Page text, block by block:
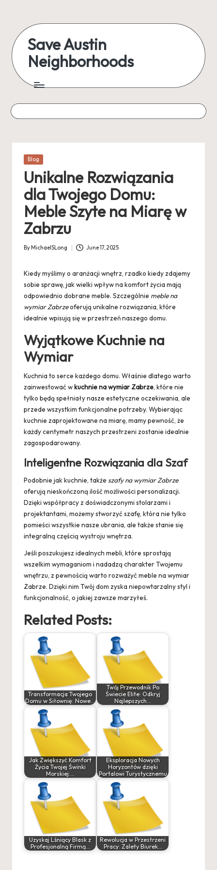
content
Save Austin
Neighborhoods
Austin
everything
Posted
Blog
Unikalne Rozwiązania
dla Twojego Domu:
Meble Szyte na Miarę w
Zabrzu
Posted
By MichaelSLong June 17, 2025
Kiedy myślimy o aranżacji wnętrz, rzadko kiedy zdajemy
sobie sprawę, jak wielki wpływ na komfort życia mają
odpowiednio dobrane meble. Szczególnie meble na
wymiar Zabrzeoferują unikalne rozwiązania, które
idealnie wpisują się w przestrzeń naszego domu.
Wyjątkowe Kuchnie na
Wymiar
Kuchnia to serce każdego domu. Właśnie dlatego warto
zainwestować w kuchnie na wymiar Zabrze, które nie
tylko będą spełniały nasze estetyczne oczekiwania, ale
przede wszystkim funkcjonalne potrzeby. Wybierając
kuchnie zaprojektowane na miarę, mamy pewność, że
każdy centymetr naszych przestrzeni zostanie idealnie
zagospodarowany.
Inteligentne Rozwiązania dla Szaf
Podobnie jak kuchnie, także szafy na wymiar Zabrze
oferują nieskończoną ilość możliwości personalizacji.
Dzięki współpracy z doświadczonymi stolarzami i
projektantami, możemy stworzyć szafę, która nie tylko
pomieści wszystkie nasze ubrania, ale także stanie się
integralną częścią wystroju wnętrza.
Jeśli poszukujesz idealnych mebli, które sprostają
wszelkim wymaganiom i nadadzą charakter Twojemu
wnętrzu, z pewnością warto rozważyć meble na wymiar
Zabrze. Dzięki nim Twój dom zyska niepowtarzalny styl i
funkcjonalność, o jakiej zawsze marzyłeś.
Related Posts:
Transformacja Twojego
Domu w Siłownię: Nowe…
Twój Przewodnik Po
Świecie Elite: Odkryj
Najlepszych…
Jak Zwiększyć Komfort
Życia Twojej Świnki
Morskiej:…
Eksploracja Nowych
Horyzontów dzięki
Portalowi Turystycznemu
Uzyskaj Lśniący Blask z
Profesjonalną Firmą…
Rewolucja w Przestrzeni
Pracy: Zalety Biurek…